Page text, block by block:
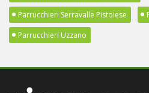
Parrucchieri Serravalle Pistoiese
Parrucchieri Uzzano